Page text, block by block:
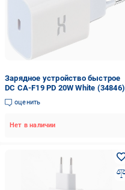
Зарядное устройство быстрое
DC CA-F19 PD 20W White (34846)
оценить
Нет в наличии